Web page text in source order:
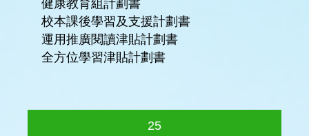
健康教育組計劃書
校本課後學習及支援計劃書
運用推廣閱讀津貼計劃書
全方位學習津貼計劃書
25